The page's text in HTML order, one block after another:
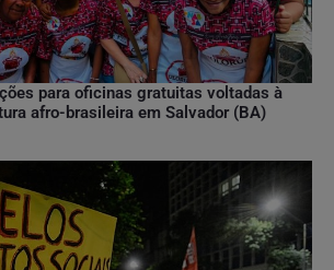
para oficinas gratuitas voltadas à
afro-brasileira em Salvador (BA)